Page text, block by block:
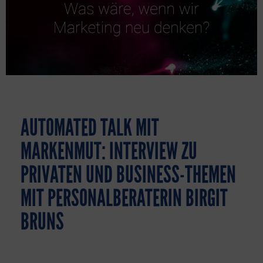
AUTOMATED TALK MIT
MARKENMUT: INTERVIEW ZU
PRIVATEN UND BUSINESS-THEMEN
MIT PERSONALBERATERIN BIRGIT
BRUNS​